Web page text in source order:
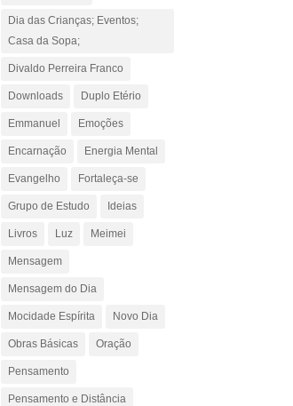
Dia das Crianças; Eventos;
Casa da Sopa;
Divaldo Perreira Franco
Downloads Duplo Etério
Emmanuel Emoções
Encarnação Energia Mental
Evangelho Fortaleça-se
Grupo de Estudo Ideias
Livros Luz Meimei
Mensagem
Mensagem do Dia
Mocidade Espírita Novo Dia
Obras Básicas Oração
Pensamento
Pensamento e Distância